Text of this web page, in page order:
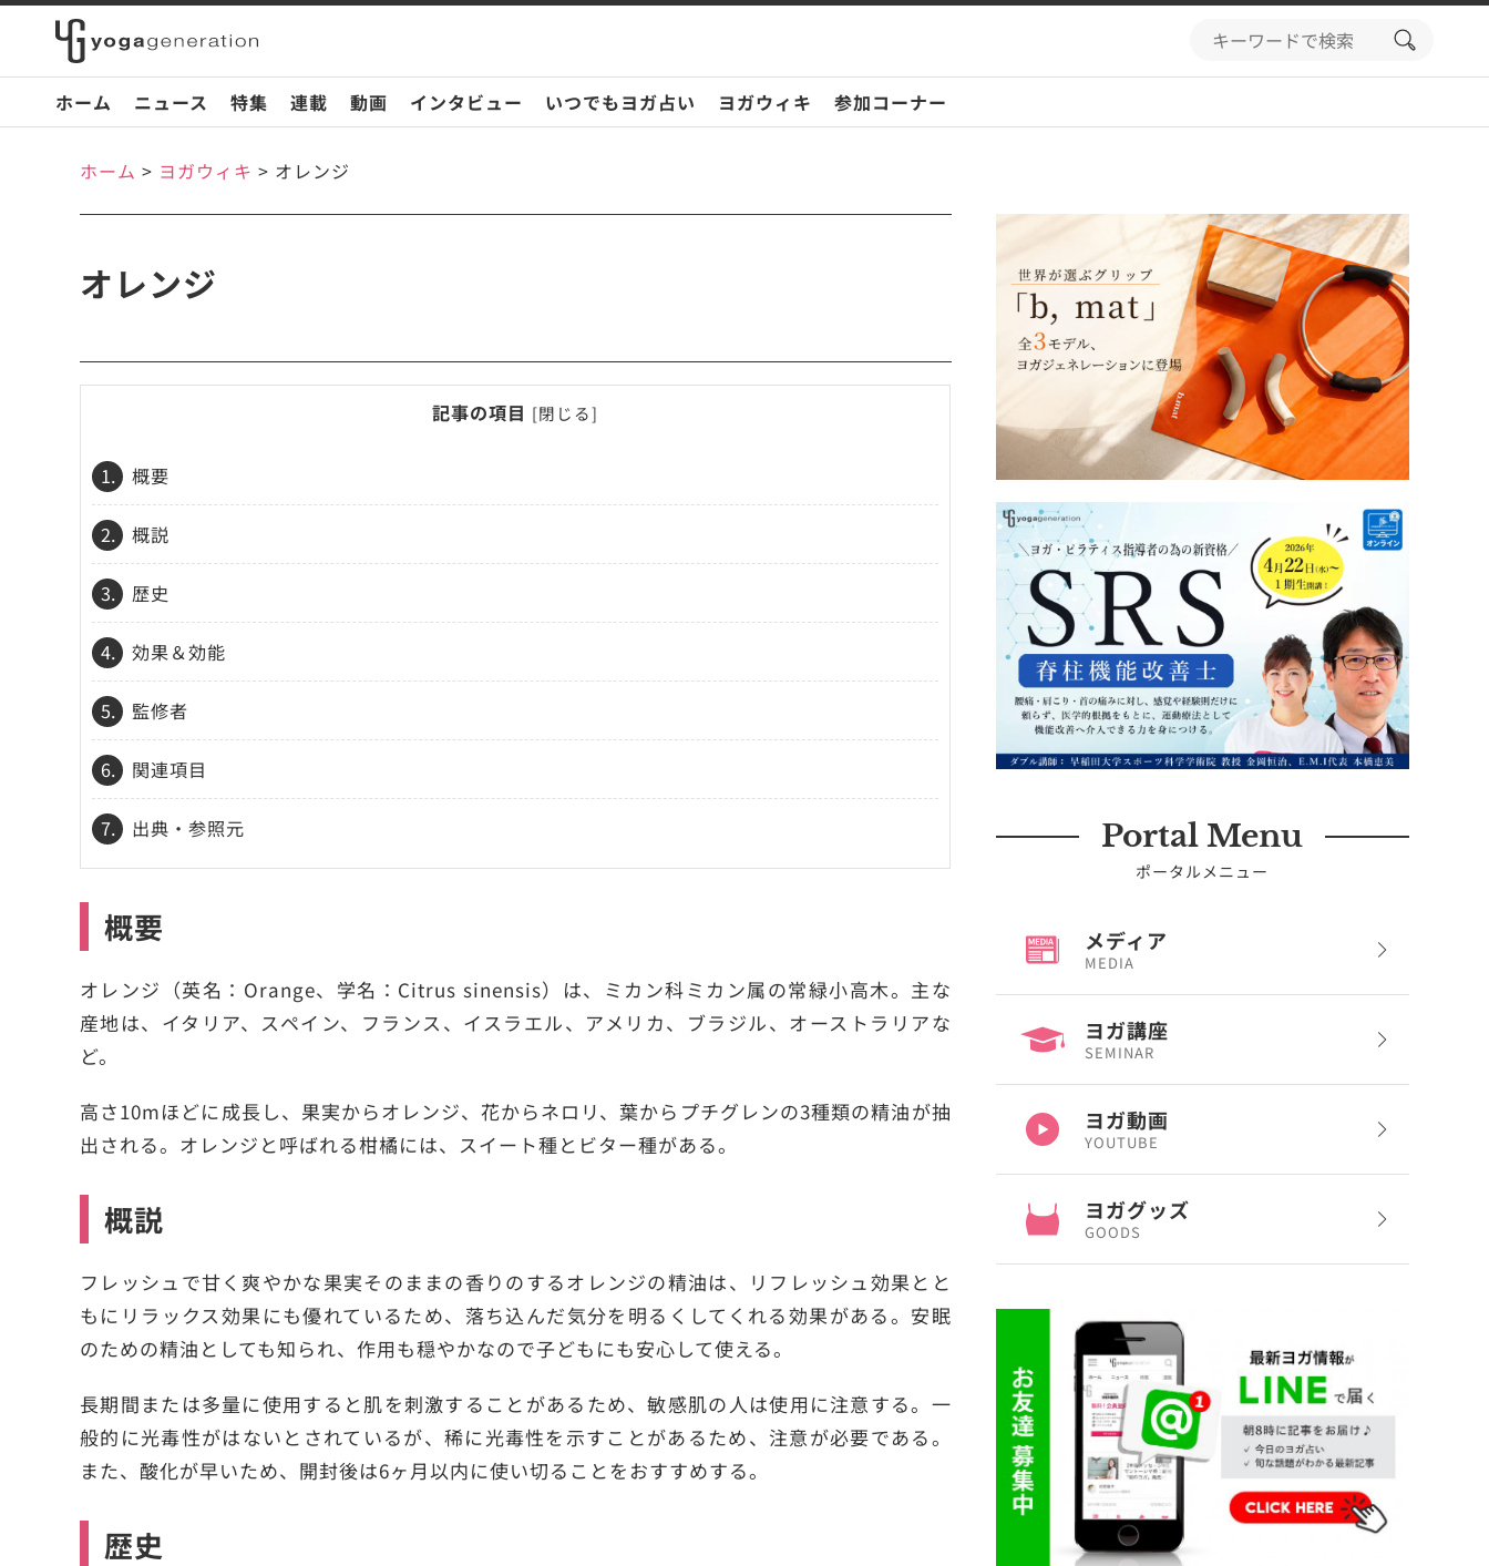
search
ホーム
ニュース 特集 連載 動画 インタビュー いつでもヨガ占い ヨガウィキ 参加コーナー
ホーム > ヨガウィキ > オレンジ
オレンジ
記事の項目 [閉じる]
1. 概要
2. 概説
3. 歴史
4. 効果＆効能
5. 監修者
6. 関連項目
7. 出典・参照元
概要
オレンジ（英名：Orange、学名：Citrus sinensis）は、ミカン科ミカン属の常緑小高木。主な
産地は、イタリア、スペイン、フランス、イスラエル、アメリカ、ブラジル、オーストラリアな
ど。
高さ10mほどに成長し、果実からオレンジ、花からネロリ、葉からプチグレンの3種類の精油が抽
出される。オレンジと呼ばれる柑橘には、スイート種とビター種がある。
概説
フレッシュで甘く爽やかな果実そのままの香りのするオレンジの精油は、リフレッシュ効果とと
もにリラックス効果にも優れているため、落ち込んだ気分を明るくしてくれる効果がある。安眠
のための精油としても知られ、作用も穏やかなので子どもにも安心して使える。
長期間または多量に使用すると肌を刺激することがあるため、敏感肌の人は使用に注意する。一
般的に光毒性がはないとされているが、稀に光毒性を示すことがあるため、注意が必要である。
また、酸化が早いため、開封後は6ヶ月以内に使い切ることをおすすめする。
歴史
Portal Menu
ポータルメニュー
メディア
MEDIA
ヨガ講座
SEMINAR
ヨガ動画
YOUTUBE
ヨガグッズ
GOODS